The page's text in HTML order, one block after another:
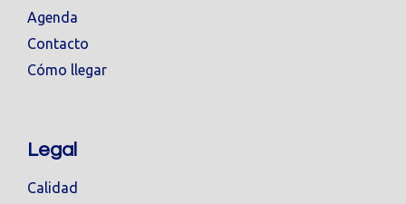
Agenda
Contacto
Cómo llegar
Legal
Calidad